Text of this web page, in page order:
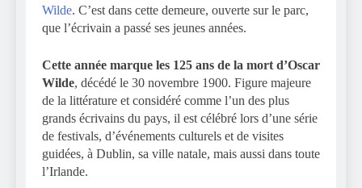
Wilde. C’est dans cette demeure, ouverte sur le parc,
que l’écrivain a passé ses jeunes années.
Cette année marque les 125 ans de la mort d’Oscar
Wilde, décédé le 30 novembre 1900. Figure majeure
de la littérature et considéré comme l’un des plus
grands écrivains du pays, il est célébré lors d’une série
de festivals, d’événements culturels et de visites
guidées, à Dublin, sa ville natale, mais aussi dans toute
l’Irlande.